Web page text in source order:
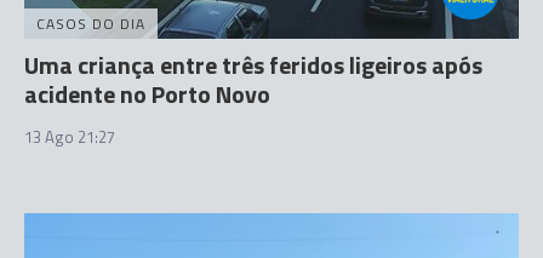
CASOS DO DIA
Uma criança entre três feridos ligeiros após
acidente no Porto Novo
13 Ago 21:27